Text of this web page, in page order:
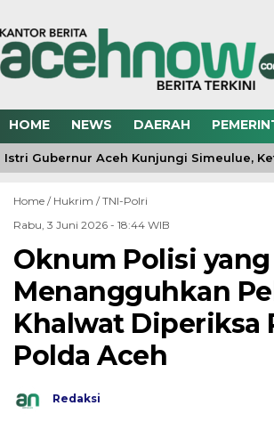
HOME NEWS DAERAH
Gubernur Aceh Kunjungi Simeulue,
Home / Hukrim /TNI-Polri
Rabu, 3 Juni 2026 - 18:44 WIB
Oknum Polisi yang
Menangguhkan
Khalwat Diperiksa
Polda Aceh
Redaksi